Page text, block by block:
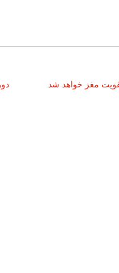
مغز خواهد شد